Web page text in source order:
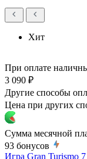
Хит
При оплате
3 090 ₽
Другие способы
Цена при других
Сумма месячной
93 бонусов
Игра Gran Turismo 7